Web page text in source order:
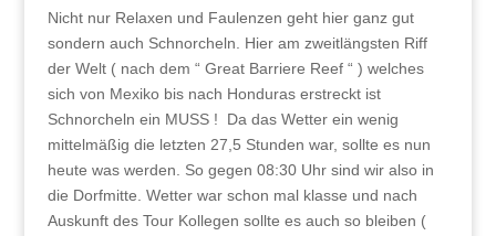
Nicht nur Relaxen und Faulenzen geht hier ganz gut
sondern auch Schnorcheln. Hier am zweitlängsten Riff
der Welt ( nach dem “ Great Barriere Reef “ ) welches
sich von Mexiko bis nach Honduras erstreckt ist
Schnorcheln ein MUSS ! Da das Wetter ein wenig
mittelmäßig die letzten 27,5 Stunden war, sollte es nun
heute was werden. So gegen 08:30 Uhr sind wir also in
die Dorfmitte. Wetter war schon mal klasse und nach
Auskunft des Tour Kollegen sollte es auch so bleiben (